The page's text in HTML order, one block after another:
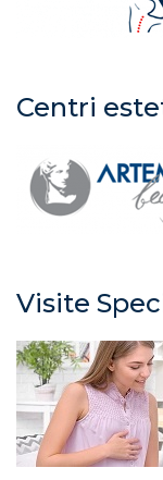
Centri
Visite